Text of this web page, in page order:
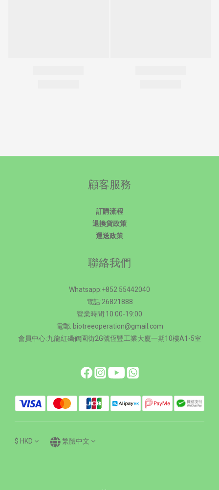
顧客服務
訂購流程
退換貨政策
運送政策
聯絡我們
Whatsapp:+852 55442040
電話:26821888
營業時間:10:00-19:00
電郵: biotreeoperation@gmail.com
會員中心:九龍紅磡鶴園街2G號恆豐工業大廈一期10樓A1-5室
$ HKD 繁體中文